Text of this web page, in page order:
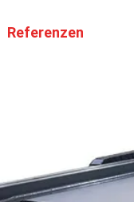
Referenzen